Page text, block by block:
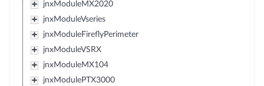
jnxModuleMX2020
jnxModuleVseries
jnxModuleFireflyPerimeter
jnxModuleVSRX
jnxModuleMX104
jnxModulePTX3000